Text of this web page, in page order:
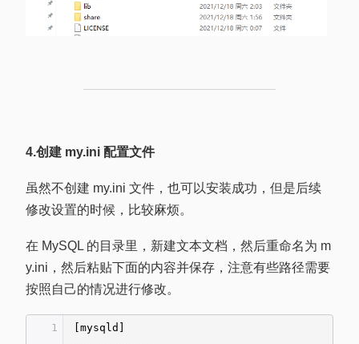
4.创建 my.ini 配置文件
虽然不创建 my.ini 文件，也可以安装成功，但是后续
修改设置的时候，比较麻烦。
在 MySQL 的目录里，新建文本文档，然后重命名为 m
y.ini，然后粘贴下面的内容并保存，注意有些路径需要
按照自己的情况进行修改。
1
[mysqld]